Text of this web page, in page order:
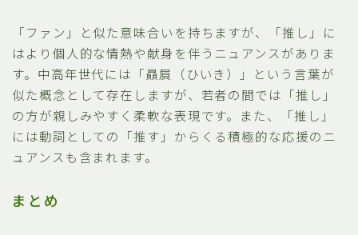
「ファン」と似た意味合いを持ちますが、「推し」に
はより個人的な情熱や献身を伴うニュアンスがありま
す。中高年世代には「贔屓（ひいき）」という言葉が
似た概念として存在しますが、若者の間では「推し」
の方が親しみやすく柔軟な表現です。また、「推し」
には動詞としての「推す」からくる積極的な応援のニ
ュアンスも含まれます。
まとめ